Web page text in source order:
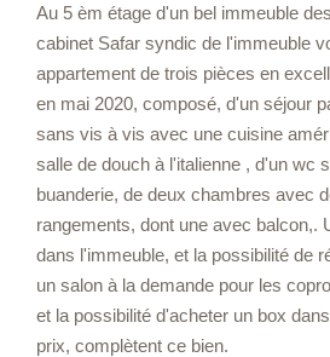
Au 5 èm étage d'un bel immeuble
cabinet Safar syndic de l'immeuble
appartement de trois pièces en
en mai 2020, composé, d'un séjour
sans vis à vis avec une cuisine
salle de douch à l'italienne , d'un wc
buanderie, de deux chambres avec
rangements, dont une avec balcon,.
dans l'immeuble, et la possibilité de
un salon à la demande pour les
et la possibilité d'acheter un box
prix, complètent ce bien.